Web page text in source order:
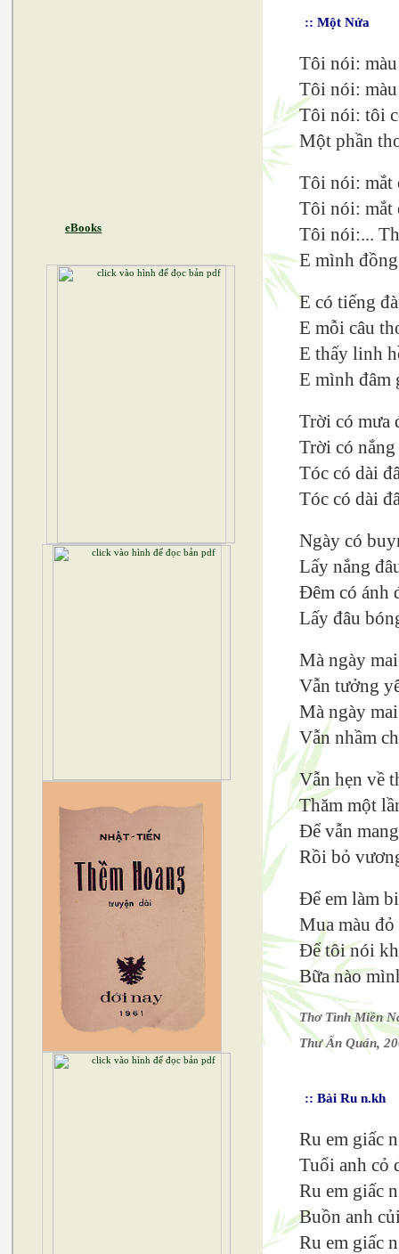
eBooks
:: Một Nửa
Tôi nói:
Tôi nói:
Tôi nói: tôi
Một phần
Tôi nói: mắt
Tôi nói: mắt
Tôi nói:...
E mình
E có tiếng
E mỗi câu
E thấy linh
E mình đâm
Trời có mưa
Trời có
Tóc có dài
Tóc có dài
Ngày có
Lấy nắng
Đêm có ánh
Lấy đâu
Mà ngày
Vẫn tưởng
Mà ngày
Vẫn nhầm
Vẫn hẹn về
Thăm một
Để vẫn
Rồi bỏ
Để em làm
Mua màu
Để tôi nói
Bữa nào
Thơ Tình Miền
Thư Ấn Quán,
:: Bài Ru n.kh
Ru em giấc
Tuổi anh cỏ
Ru em giấc
Buồn anh
Ru em giấc